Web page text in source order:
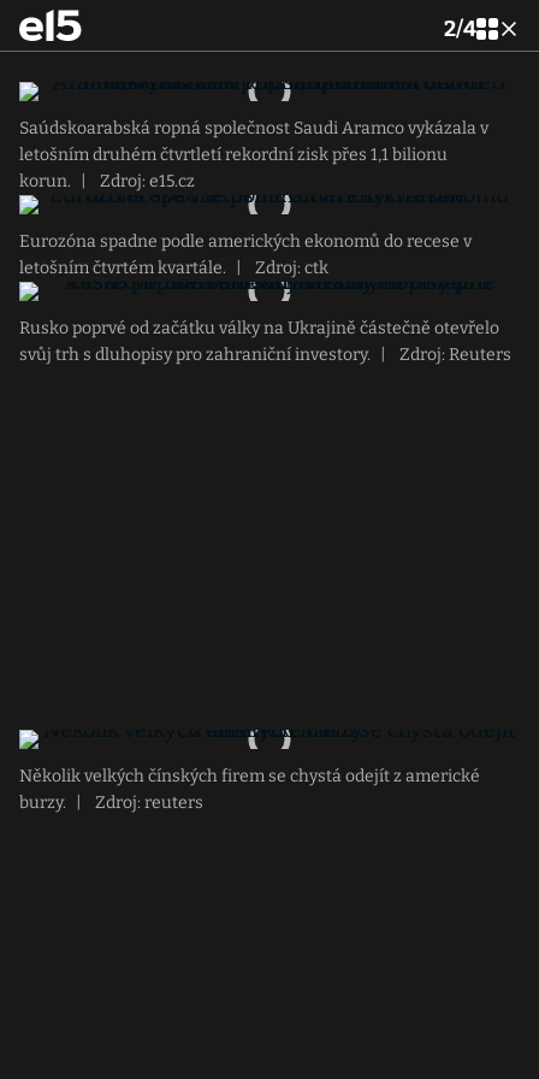
2/4
Saúdskoarabská ropná společnost Saudi Aramco vykázala v
letošním druhém čtvrtletí rekordní zisk přes 1,1 bilionu
korun.
Zdroj: e15.cz
Eurozóna spadne podle amerických ekonomů do recese v
letošním čtvrtém kvartále.
Zdroj: ctk
Rusko poprvé od začátku války na Ukrajině částečně otevřelo
svůj trh s dluhopisy pro zahraniční investory.
Zdroj: Reuters
Několik velkých čínských firem se chystá odejít z americké
burzy.
Zdroj: reuters